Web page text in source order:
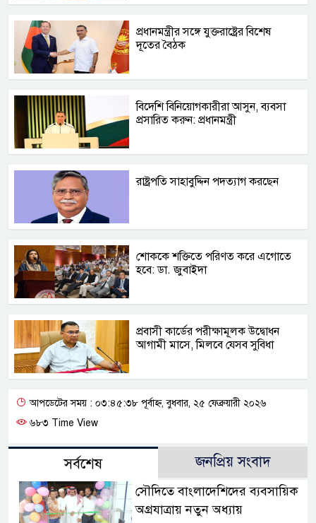
প্রধানমন্ত্রীর সঙ্গে যুক্তরাষ্ট্রের বিশেষ
দূতের বৈঠক
বিদেশি বিনিয়োগকারীরা আসুন, ব্যবসা
প্রসারিত করুন: প্রধানমন্ত্রী
রাষ্ট্রপতি সাহাবুদ্দিন পদত্যাগ করছেন
শোককে শক্তিতে পরিণত করে এগোতে
হবে: ডা. জুবাইদা
প্রবাসী কার্ডের পরীক্ষামূলক উদ্বোধন
আগামী মাসে, মিলবে যেসব সুবিধা
আপডেটের সময় : ০৩:৪৫:৩৮ পূর্বাহ্ন, বুধবার, ২৫ ফেব্রুয়ারী ২০২৬
৬৮৩ Time View
সর্বশেষ জনপ্রিয় সংবাদ
সৌদিতে বাংলাদেশিদের ব্যবসায়িক
অগ্রযাত্রায় নতুন অধ্যায়